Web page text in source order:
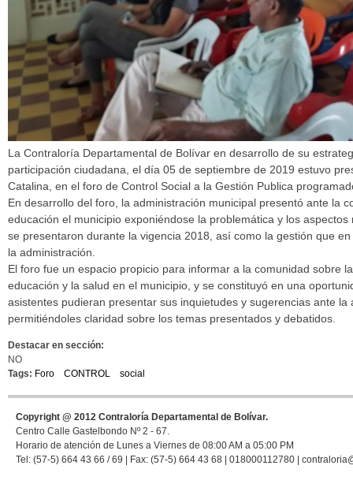
La Contraloría Departamental de Bolívar en desarrollo de su
participación ciudadana, el día 05 de septiembre de 2019 estuvo
Catalina, en el foro de Control Social a la Gestión Publica
En desarrollo del foro, la administración municipal presentó ante la
educación el municipio exponiéndose la problemática y los
se presentaron durante la vigencia 2018, así como la gestión que
la administración.
El foro fue un espacio propicio para informar a la comunidad sobre
educación y la salud en el municipio, y se constituyó en una
asistentes pudieran presentar sus inquietudes y sugerencias ante la
permitiéndoles claridad sobre los temas presentados y debatidos.
Destacar en sección:
NO
Tags: Foro CONTROL social
Copyright @ 2012 Contraloría Departamental de Bolívar.
Centro Calle Gastelbondo Nº 2 - 67.
Horario de atención de Lunes a Viernes de 08:00 AM a 05:00 PM
Tel: (57-5) 664 43 66 / 69 | Fax: (57-5) 664 43 68 | 018000112780 |